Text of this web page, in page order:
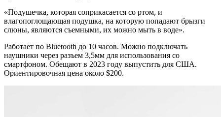
«Подушечка, которая соприкасается со ртом, и
влагопоглощающая подушка, на которую попадают брызги
слюны, являются съемными, их можно мыть в воде».
Работает по Bluetooth до 10 часов. Можно подключать
наушники через разъем 3,5мм для использования со
смартфоном. Обещают в 2023 году выпустить для США.
Ориентировочная цена около $200.